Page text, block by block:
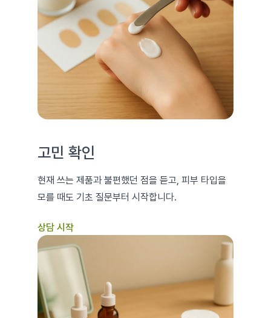
고민 확인
현재 쓰는 제품과 불편했던 점을 듣고, 피부 타입을
모를 때도 기초 질문부터 시작합니다.
상담 시작